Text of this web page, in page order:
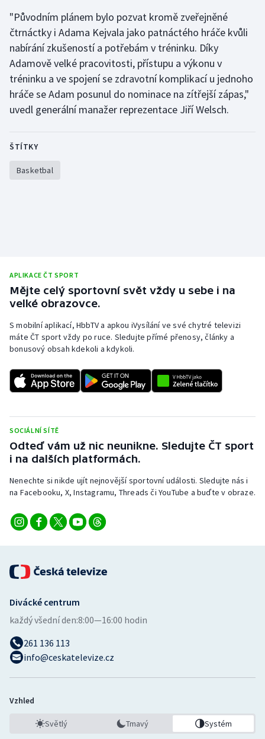
"Původním plánem bylo pozvat kromě zveřejněné
čtrnáctky i Adama Kejvala jako patnáctého hráče kvůli
nabírání zkušeností a potřebám v tréninku. Díky
Adamově velké pracovitosti, přístupu a výkonu v
tréninku a ve spojení se zdravotní komplikací u jednoho
hráče se Adam posunul do nominace na zítřejší zápas,"
uvedl generální manažer reprezentace Jiří Welsch.
ŠTÍTKY
Basketbal
APLIKACE ČT SPORT
Mějte celý sportovní svět vždy u sebe i na
velké obrazovce.
S mobilní aplikací, HbbTV a apkou iVysílání ve své chytré televizi
máte ČT sport vždy po ruce. Sledujte přímé přenosy, články a
bonusový obsah kdekoli a kdykoli.
SOCIÁLNÍ SÍTĚ
Odteď vám už nic neunikne. Sledujte ČT sport
i na dalších platformách.
Nenechte si nikde ujít nejnovější sportovní události. Sledujte nás i
na Facebooku, X, Instagramu, Threads či YouTube a buďte v obraze.
Divácké centrum
každý všední den:8:00—16:00 hodin
261 136 113
info@ceskatelevize.cz
Vzhled
Světlý Tmavý Systém